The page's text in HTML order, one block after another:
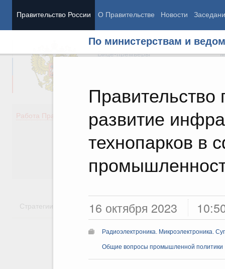
Правительство России О Правительстве Новости
По министерствам и
развитие
технопарков в
16 октября 2023
Радиоэлектроника. Микроэлектроника.
Общие вопросы промышленной политики
Председатель Правительства
Вице-премьеры
Работа Правительства
Демография
Здоровье
Культура
Государство
Стратегии Государственные программы